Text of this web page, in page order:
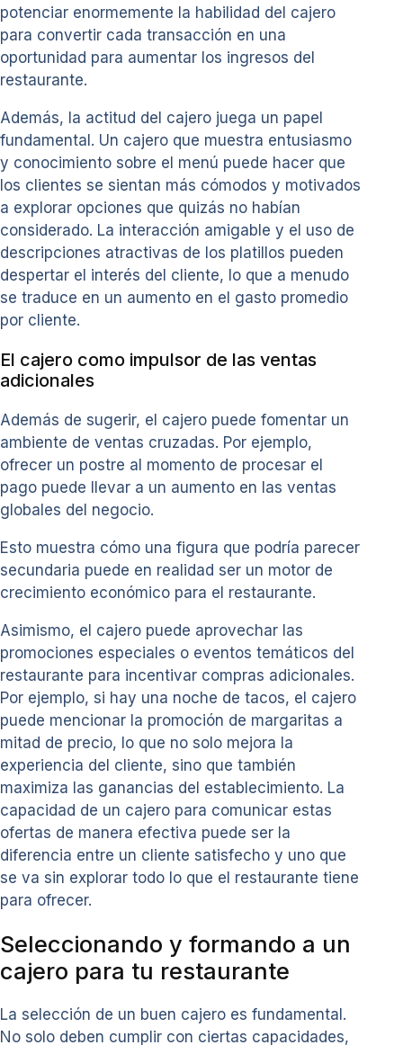
potenciar enormemente la habilidad del cajero
para convertir cada transacción en una
oportunidad para aumentar los ingresos del
restaurante.
Además, la actitud del cajero juega un papel
fundamental. Un cajero que muestra entusiasmo
y conocimiento sobre el menú puede hacer que
los clientes se sientan más cómodos y motivados
a explorar opciones que quizás no habían
considerado. La interacción amigable y el uso de
descripciones atractivas de los platillos pueden
despertar el interés del cliente, lo que a menudo
se traduce en un aumento en el gasto promedio
por cliente.
El cajero como impulsor de las ventas
adicionales
Además de sugerir, el cajero puede fomentar un
ambiente de ventas cruzadas. Por ejemplo,
ofrecer un postre al momento de procesar el
pago puede llevar a un aumento en las ventas
globales del negocio.
Esto muestra cómo una figura que podría parecer
secundaria puede en realidad ser un motor de
crecimiento económico para el restaurante.
Asimismo, el cajero puede aprovechar las
promociones especiales o eventos temáticos del
restaurante para incentivar compras adicionales.
Por ejemplo, si hay una noche de tacos, el cajero
puede mencionar la promoción de margaritas a
mitad de precio, lo que no solo mejora la
experiencia del cliente, sino que también
maximiza las ganancias del establecimiento. La
capacidad de un cajero para comunicar estas
ofertas de manera efectiva puede ser la
diferencia entre un cliente satisfecho y uno que
se va sin explorar todo lo que el restaurante tiene
para ofrecer.
Seleccionando y formando a un
cajero para tu restaurante
La selección de un buen cajero es fundamental.
No solo deben cumplir con ciertas capacidades,